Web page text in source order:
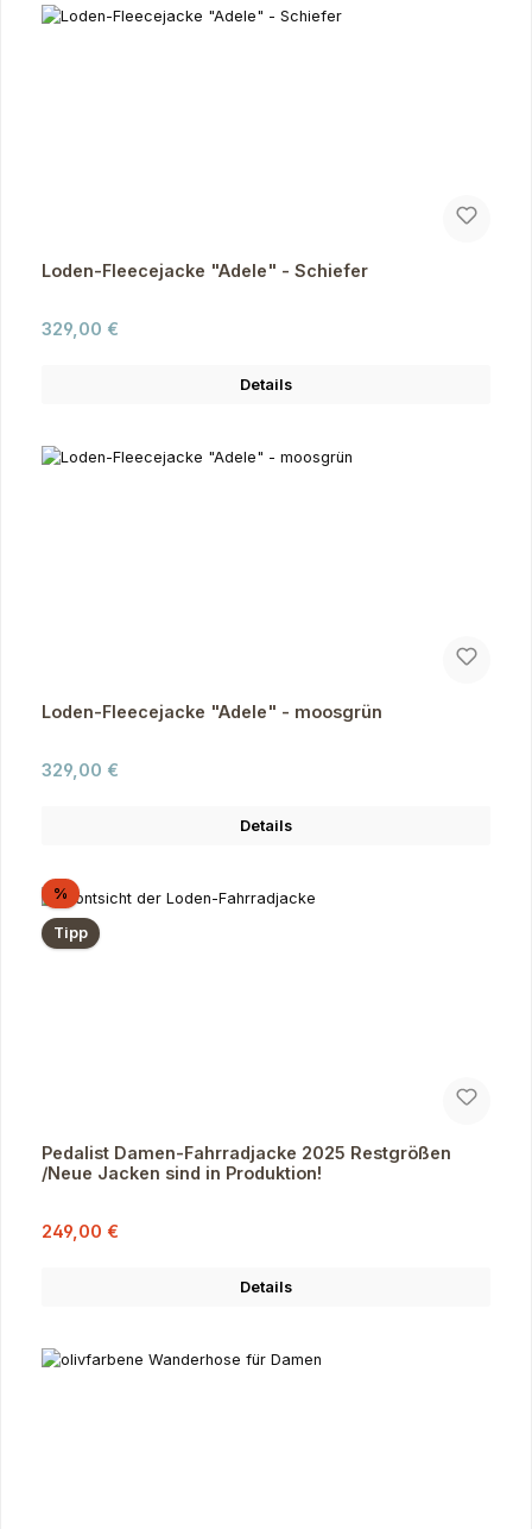
Loden-Fleecejacke "Adele" - Schiefer
Regulärer Preis:
329,00 €
Details
Loden-Fleecejacke "Adele" - moosgrün
Regulärer Preis:
329,00 €
Details
%Rabatt
Tipp
Pedalist Damen-Fahrradjacke 2025 Restgrößen
/Neue Jacken sind in Produktion!
Verkaufspreis:
249,00 €
Details